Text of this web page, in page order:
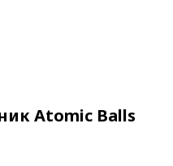
Atomic Balls